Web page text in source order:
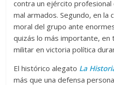
contra un ejército
mal armados. Segundo, en la
moral del grupo ante
quizás lo más importante,
militar en victoria política
El histórico alegato La
más que una defensa